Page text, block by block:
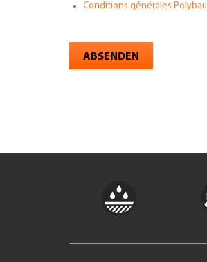
Conditions générales Polybau
ABSENDEN